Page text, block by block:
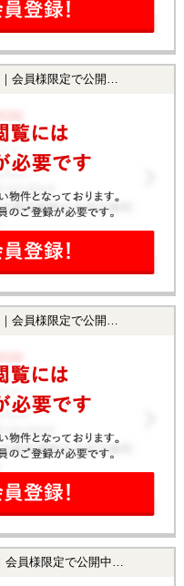
様限定で公開中！】
様限定で公開中！】
員様限定で公開中！】